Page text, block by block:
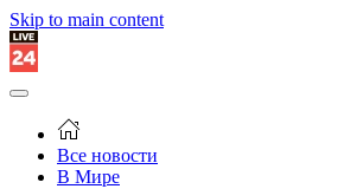
Skip to main content
Все новости
В Мире